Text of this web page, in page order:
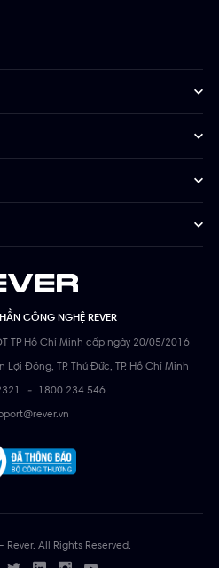
CÔNG NGHỆ REVER
TP Hồ Chí Minh cấp ngày 20/05/2016
Đông, TP. Thủ Đức, TP. Hồ Chí Minh
- 1800 234 546
All Rights Reserved.